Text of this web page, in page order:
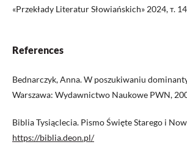
«Przekłady Literatur Słowiańskich» 2024, т.
References
Bednarczyk, Anna. W poszukiwaniu
Warszawa: Wydawnictwo Naukowe PWN,
Biblia Tysiąclecia. Pismo Święte Starego i
https://biblia.deon.pl/